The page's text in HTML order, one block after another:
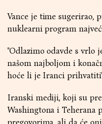
Vance je time sugerirao,
nuklearni program
"Odlazimo odavde s vrlo
našom najboljom i
hoće li je Iranci
Iranski mediji, koji su
Washingtona i Teherana